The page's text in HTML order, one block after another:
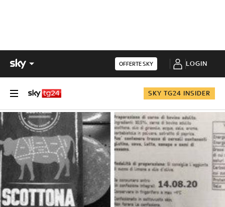
OFFERTE SKY LOGIN
SKY TG24 INSIDER